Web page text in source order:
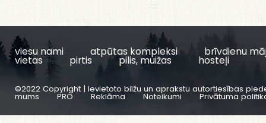
viesu nami atpūtas kompleksi brīvdienu
vietas pirtis pilis, muižas hosteļi
©2022 Copyright | Ievietoto bilžu un aprakstu autortiesības
mums PRO Reklāma Noteikumi Privātuma